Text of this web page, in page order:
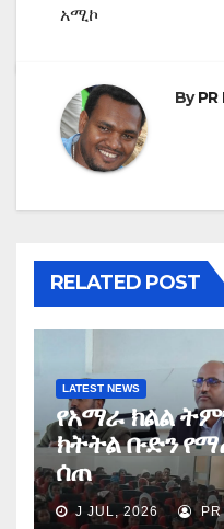
አሚኮ
By
RELATED POST
LATEST NEWS
የአማራ ክልል
ክትትል ቡድን
ሰጠ
J JUL, 2026